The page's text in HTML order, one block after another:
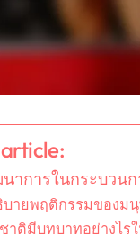
าการในกระบวน
ายพฤติกรรมของมนุ
าติมีบทบาทอย่างไร